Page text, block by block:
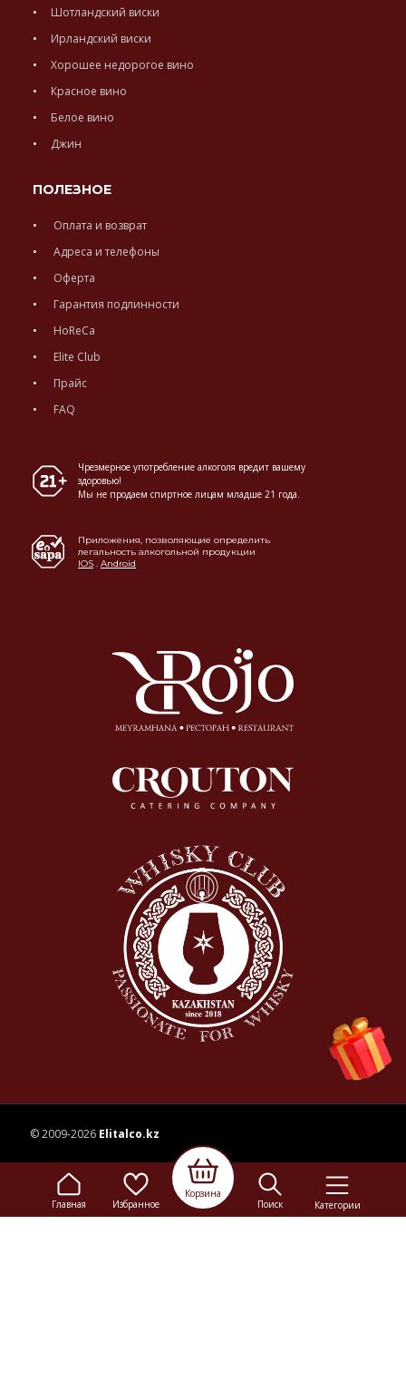
Главная Избранное
Корзина
Поиск
Категории
Шотландский виски
Ирландский виски
Хорошее недорогое вино
Красное вино
Белое вино
Джин
ПОЛЕЗНОЕ
Оплата и возврат
Адреса и телефоны
Оферта
Гарантия подлинности
HoReCa
Elite Club
Прайс
FAQ
Чрезмерное употребление алкоголя вредит вашему
здоровью!
Мы не продаем спиртное лицам младше 21 года.
Приложения, позволяющие определить
легальность алкогольной продукции
IOS . Android
© 2009-2026 Elitalco.kz
Сайт носит информационный характер и не является
рекламой.
Сделка купли-продажи на основании публичной
оферты